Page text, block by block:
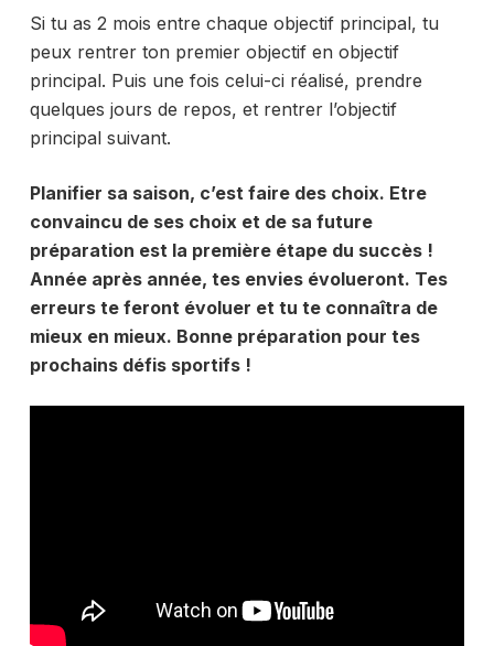
Si tu as 2 mois entre chaque objectif principal, tu
peux rentrer ton premier objectif en objectif
principal. Puis une fois celui-ci réalisé, prendre
quelques jours de repos, et rentrer l’objectif
principal suivant.
Planifier sa saison, c’est faire des choix. Etre
convaincu de ses choix et de sa future
préparation est la première étape du succès !
Année après année, tes envies évolueront. Tes
erreurs te feront évoluer et tu te connaîtra de
mieux en mieux. Bonne préparation pour tes
prochains défis sportifs !